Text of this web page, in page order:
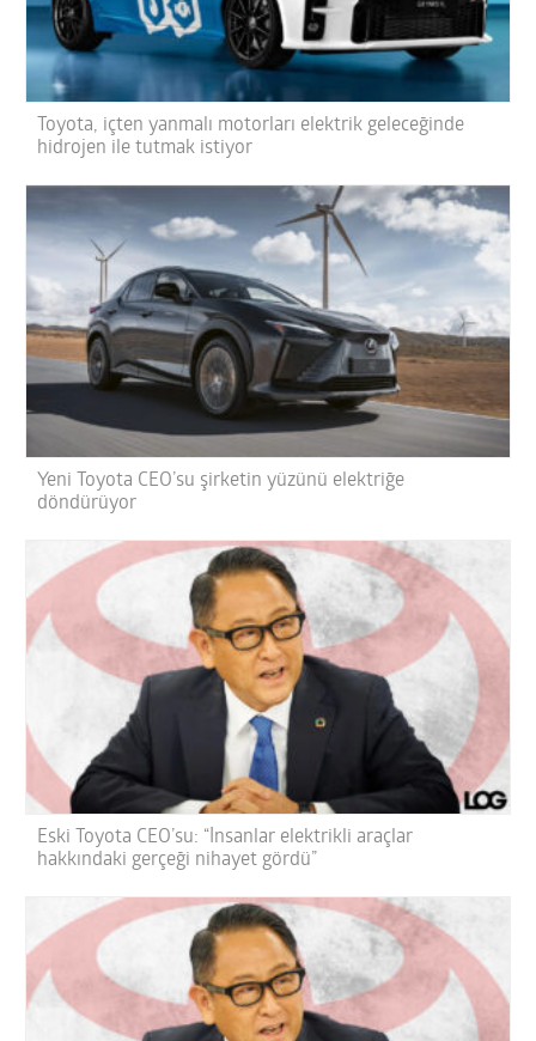
Toyota, içten yanmalı motorları elektrik geleceğinde
hidrojen ile tutmak istiyor
Yeni Toyota CEO’su şirketin yüzünü elektriğe
döndürüyor
Eski Toyota CEO’su: “İnsanlar elektrikli araçlar
hakkındaki gerçeği nihayet gördü”